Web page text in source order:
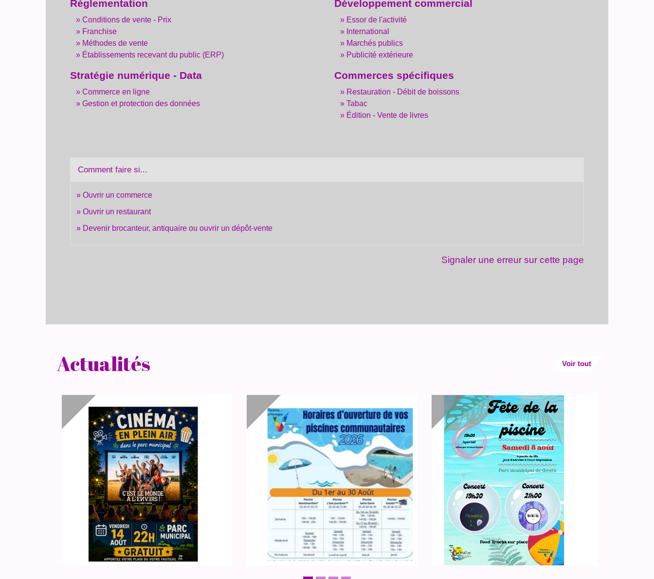
Réglementation
Conditions de vente - Prix
Franchise
Méthodes de vente
Établissements recevant du public (ERP)
Développement commercial
Essor de l'activité
International
Marchés publics
Publicité extérieure
Stratégie numérique - Data
Commerce en ligne
Gestion et protection des données
Commerces spécifiques
Restauration - Débit de boissons
Tabac
Édition - Vente de livres
Comment faire si...
Ouvrir un commerce
Ouvrir un restaurant
Devenir brocanteur, antiquaire ou ouvrir un dépôt-vente
Signaler une erreur sur cette page
Actualités Voir tout